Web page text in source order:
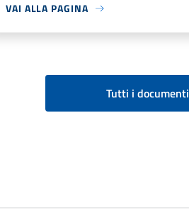
VAI ALLA PAGINA
Tutti i documenti